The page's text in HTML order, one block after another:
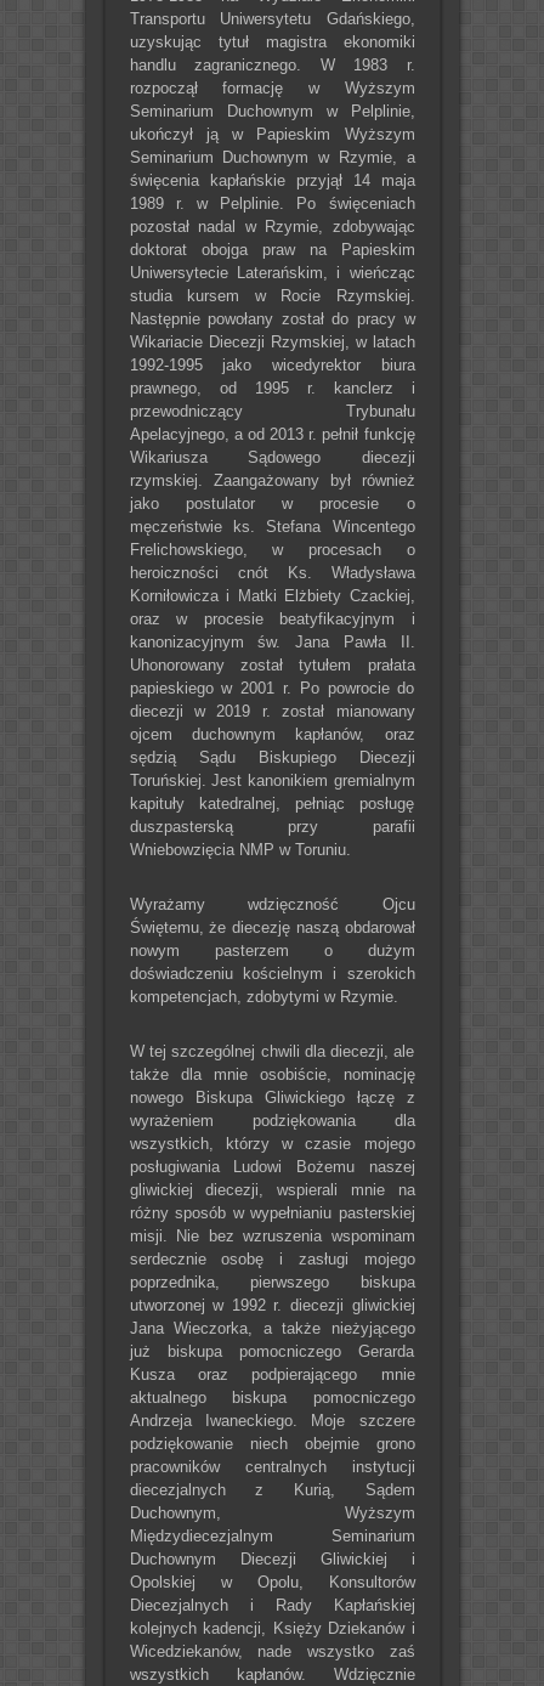
Transportu Uniwersytetu Gdańskiego,
uzyskując tytuł magistra ekonomiki
handlu zagranicznego. W 1983 r.
rozpoczął formację w Wyższym
Seminarium Duchownym w Pelplinie,
ukończył ją w Papieskim Wyższym
Seminarium Duchownym w Rzymie, a
święcenia kapłańskie przyjął 14 maja
1989 r. w Pelplinie. Po święceniach
pozostał nadal w Rzymie, zdobywając
doktorat obojga praw na Papieskim
Uniwersytecie Laterańskim, i wieńcząc
studia kursem w Rocie Rzymskiej.
Następnie powołany został do pracy w
Wikariacie Diecezji Rzymskiej, w latach
1992-1995 jako wicedyrektor biura
prawnego, od 1995 r. kanclerz i
przewodniczący Trybunału
Apelacyjnego, a od 2013 r. pełnił funkcję
Wikariusza Sądowego diecezji
rzymskiej. Zaangażowany był również
jako postulator w procesie o
męczeństwie ks. Stefana Wincentego
Frelichowskiego, w procesach o
heroiczności cnót Ks. Władysława
Korniłowicza i Matki Elżbiety Czackiej,
oraz w procesie beatyfikacyjnym i
kanonizacyjnym św. Jana Pawła II.
Uhonorowany został tytułem prałata
papieskiego w 2001 r. Po powrocie do
diecezji w 2019 r. został mianowany
ojcem duchownym kapłanów, oraz
sędzią Sądu Biskupiego Diecezji
Toruńskiej. Jest kanonikiem gremialnym
kapituły katedralnej, pełniąc posługę
duszpasterską przy parafii
Wniebowzięcia NMP w Toruniu.
Wyrażamy wdzięczność Ojcu
Świętemu, że diecezję naszą obdarował
nowym pasterzem o dużym
doświadczeniu kościelnym i szerokich
kompetencjach, zdobytymi w Rzymie.
W tej szczególnej chwili dla diecezji, ale
także dla mnie osobiście, nominację
nowego Biskupa Gliwickiego łączę z
wyrażeniem podziękowania dla
wszystkich, którzy w czasie mojego
posługiwania Ludowi Bożemu naszej
gliwickiej diecezji, wspierali mnie na
różny sposób w wypełnianiu pasterskiej
misji. Nie bez wzruszenia wspominam
serdecznie osobę i zasługi mojego
poprzednika, pierwszego biskupa
utworzonej w 1992 r. diecezji gliwickiej
Jana Wieczorka, a także nieżyjącego
już biskupa pomocniczego Gerarda
Kusza oraz podpierającego mnie
aktualnego biskupa pomocniczego
Andrzeja Iwaneckiego. Moje szczere
podziękowanie niech obejmie grono
pracowników centralnych instytucji
diecezjalnych z Kurią, Sądem
Duchownym, Wyższym
Międzydiecezjalnym Seminarium
Duchownym Diecezji Gliwickiej i
Opolskiej w Opolu, Konsultorów
Diecezjalnych i Rady Kapłańskiej
kolejnych kadencji, Księży Dziekanów i
Wicedziekanów, nade wszystko zaś
wszystkich kapłanów. Wdzięcznie